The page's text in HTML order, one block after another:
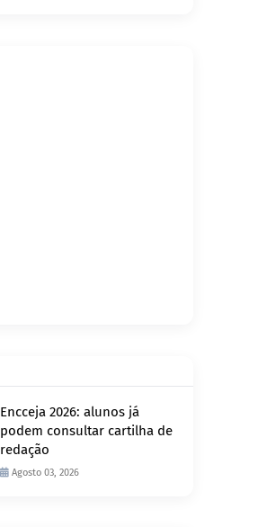
Encceja 2026: alunos já
podem consultar cartilha de
redação
Agosto 03, 2026